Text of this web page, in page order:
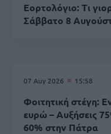
Εορτολόγιο: Τι
Σάββατο 8
07 Αυγ 2026 15:58
Φοιτητική στέγη:
ευρώ – Αυξήσεις
60% στην Πάτρα